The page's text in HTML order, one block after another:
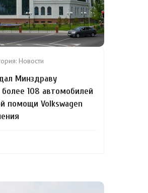
Новости
Минздраву
108 автомобилей
помощи Volkswagen